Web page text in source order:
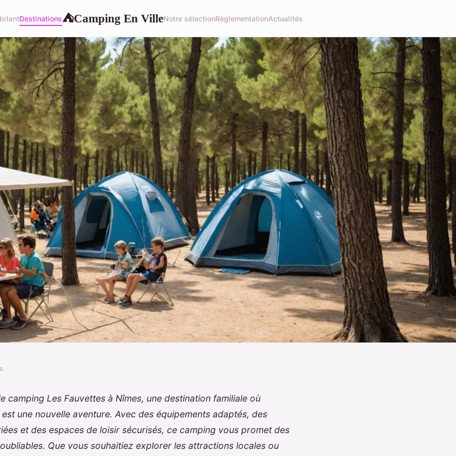
Destinations⛺Camping En VilleNotre sélectionRèglementationActualités
inoubliable
camping Les Fauvettes à Nîmes, une destination familiale où
une nouvelle aventure. Avec des équipements adaptés, des
et des espaces de loisir sécurisés, ce camping vous promet des
Que vous souhaitiez explorer les attractions locales ou